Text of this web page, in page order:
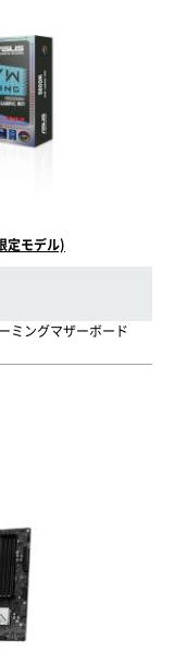
定モデル)
ミングマザーボード